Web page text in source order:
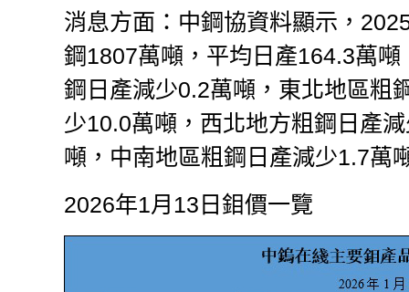
消息方面：中鋼協資料顯示，
鋼1807萬噸，平均日產164.3萬
鋼日產減少0.2萬噸，東北地區粗
少10.0萬噸，西北地方粗鋼日產
噸，中南地區粗鋼日產減少1.7萬
2026年1月13日鉬價一覽